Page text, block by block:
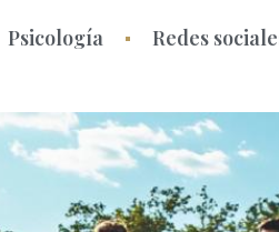
Psicología Redes